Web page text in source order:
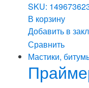
SKU:
В корзину
Добавить в
Сравнить
Мастики,